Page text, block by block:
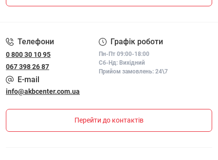
Телефони
0 800 30 10 95
067 398 26 87
Графік роботи
Пн-Пт 09:00-18:00
Сб-Нд: Вихідний
Прийом замовлень: 24\7
E-mail
info@akbcenter.com.ua
Перейти до контактів